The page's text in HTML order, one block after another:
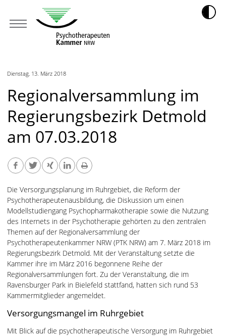
Dienstag, 13. März 2018
Regionalversammlung im
Regierungsbezirk Detmold
am 07.03.2018
Die Versorgungsplanung im Ruhrgebiet, die Reform der
Psychotherapeutenausbildung, die Diskussion um einen
Modellstudiengang Psychopharmakotherapie sowie die Nutzung
des Internets in der Psychotherapie gehörten zu den zentralen
Themen auf der Regionalversammlung der
Psychotherapeutenkammer NRW (PTK NRW) am 7. März 2018 im
Regierungsbezirk Detmold. Mit der Veranstaltung setzte die
Kammer ihre im März 2016 begonnene Reihe der
Regionalversammlungen fort. Zu der Veranstaltung, die im
Ravensburger Park in Bielefeld stattfand, hatten sich rund 53
Kammermitglieder angemeldet.
Versorgungsmangel im Ruhrgebiet
Mit Blick auf die psychotherapeutische Versorgung im Ruhrgebiet